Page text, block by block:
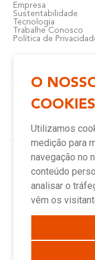
O
COOKIES
Utilizamos
medição para
navegação no
conteúdo
analisar o
vêm os
Empresa
Sustentabilidade
Tecnologia
Trabalhe Conosco
Política de
Atendimento e
Downloads
Assistência Técnica
Canais de
Novidades